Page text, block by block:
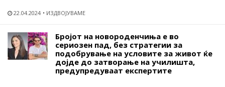
22.04.2024 ИЗДВОЈУВАМЕ
Бројот на новороденчиња е во
сериозен пад, без стратегии за
подобрување на условите за живот ќе
дојде до затворање на училишта,
предупредуваат експертите